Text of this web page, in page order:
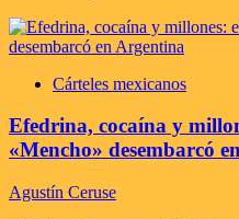
Cárteles mexicanos
Efedrina, cocaína y
«Mencho» desembarcó
Agustín Ceruse